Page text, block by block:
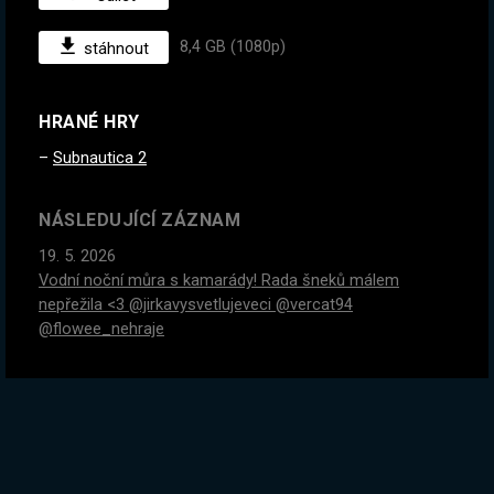
stáhnout 8,4 GB (1080p)
HRANÉ HRY
Subnautica 2
NÁSLEDUJÍCÍ ZÁZNAM
19. 5. 2026
Vodní noční můra s kamarády! Rada šneků málem
nepřežila <3 @jirkavysvetlujeveci @vercat94
@flowee_nehraje